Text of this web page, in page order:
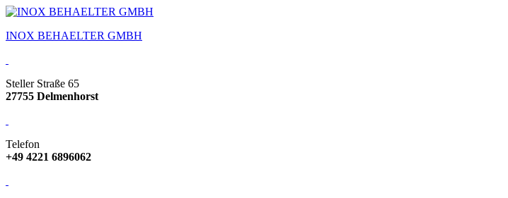
INOX BEHAELTER GMBH
Steller Straße 65
27755 Delmenhorst
Telefon
+49 4221 6896062